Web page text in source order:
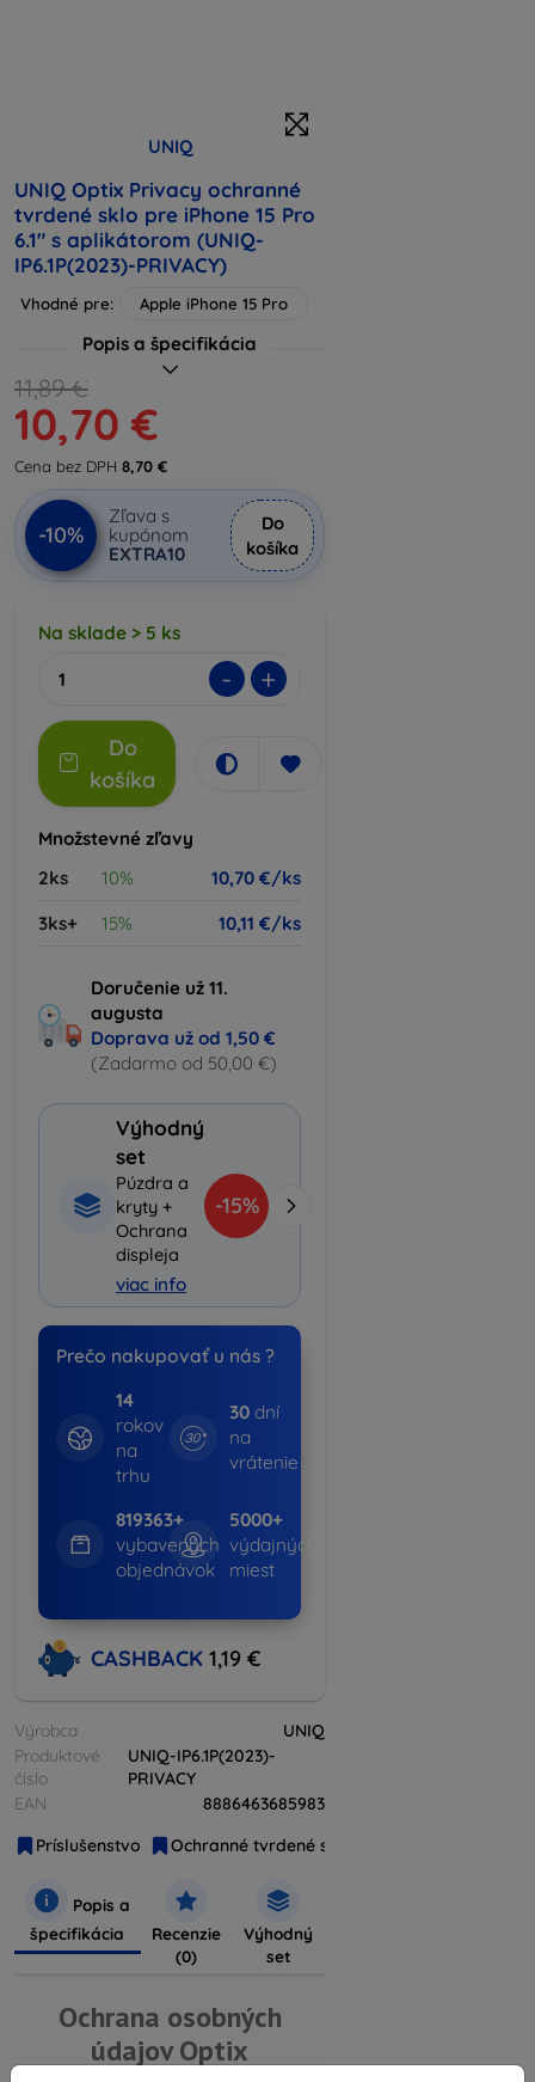
UNIQ
UNIQ Optix Privacy ochranné
tvrdené sklo pre iPhone 15 Pro
6.1" s aplikátorom (UNIQ-
IP6.1P(2023)-PRIVACY)
Vhodné pre: Apple iPhone 15 Pro
Popis a špecifikácia
11,89 €
10,70 €
Cena bez DPH 8,70 €
-10%
Zľava s
kupónom
EXTRA10
Do
košíka
Na sklade > 5 ks
- +
Do
košíka
Množstevné zľavy
2ks
10%
10,70 €/ks
3ks+
15% 10,11 €/ks
Doručenie už 11.
augusta
Doprava už od 1,50 €
(Zadarmo od 50,00 €)
Výhodný
set
Púzdra a
kryty +
Ochrana
displeja
viac info
-15%
Prečo nakupovať u nás ?
14
rokov
na
trhu
30 dní
na
vrátenie
819363+
vybavených
objednávok
5000+
výdajných
miest
CASHBACK 1,19 €
Výrobca
UNIQ
Produktové
číslo
UNIQ-IP6.1P(2023)-
PRIVACY
EAN
8886463685983
Príslušenstvo
Ochranné tvrdené sklá
Popis a
špecifikácia
Recenzie
(0)
Výhodný
set
Ochrana osobných
údajov Optix